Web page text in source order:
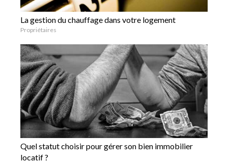
La gestion du chauffage dans votre logement
Propriétaires
Quel statut choisir pour gérer son bien immobilier
locatif ?